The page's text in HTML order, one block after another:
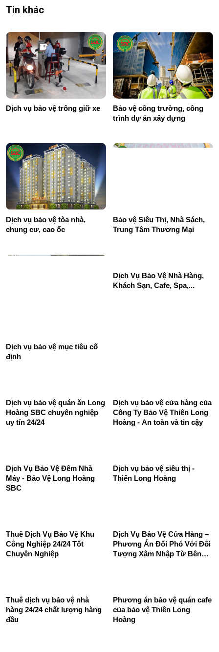
Tin khác
Dịch vụ bảo vệ trông giữ xe
Bảo vệ công trường, công
trình dự án xây dựng
Dịch vụ bảo vệ tòa nhà,
chung cư, cao ốc
Bảo vệ Siêu Thị, Nhà Sách,
Trung Tâm Thương Mại
Dịch vụ bảo vệ mục tiêu cố
định
Dịch vụ bảo vệ quán ăn Long
Hoàng SBC chuyên nghiệp
uy tín 24/24
Dịch vụ bảo vệ cửa hàng của
Công Ty Bảo Vệ Thiên Long
Hoàng - An toàn và tin cậy
Dịch Vụ Bảo Vệ Đêm Nhà
Máy - Bảo Vệ Long Hoàng
SBC
Dịch vụ bảo vệ siêu thị -
Thiên Long Hoàng
Thuê Dịch Vụ Bảo Vệ Khu
Công Nghiệp 24/24 Tốt
Chuyên Nghiệp
Dịch Vụ Bảo Vệ Cửa Hàng –
Phương Án Đối Phó Với Đối
Tượng Xâm Nhập Từ Bên
Thuê dịch vụ bảo vệ nhà
hàng 24/24 chất lượng hàng
đầu
Phương án bảo vệ quán cafe
của bảo vệ Thiên Long
Hoàng